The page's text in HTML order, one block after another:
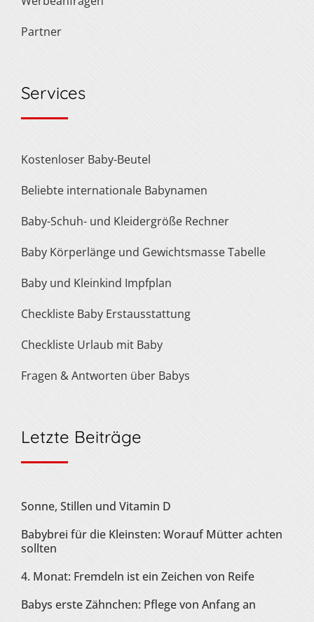
Partner
Services
Kostenloser Baby-Beutel
Beliebte internationale Babynamen
Baby-Schuh- und Kleidergröße Rechner
Baby Körperlänge und Gewichtsmasse Tabelle
Baby und Kleinkind Impfplan
Checkliste Baby Erstausstattung
Checkliste Urlaub mit Baby
Fragen & Antworten über Babys
Letzte Beiträge
Sonne, Stillen und Vitamin D
Babybrei für die Kleinsten: Worauf Mütter achten
sollten
4. Monat: Fremdeln ist ein Zeichen von Reife
Babys erste Zähnchen: Pflege von Anfang an